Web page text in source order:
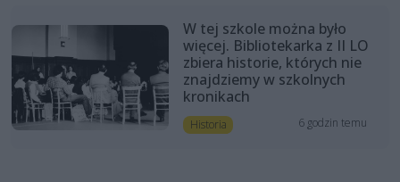
W tej szkole można było
więcej. Bibliotekarka z II LO
zbiera historie, których nie
znajdziemy w szkolnych
kronikach
Historia 6 godzin temu